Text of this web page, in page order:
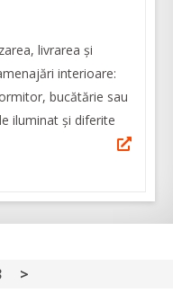
livrarea și
interioare:
bucătărie sau
iluminat și diferite
>